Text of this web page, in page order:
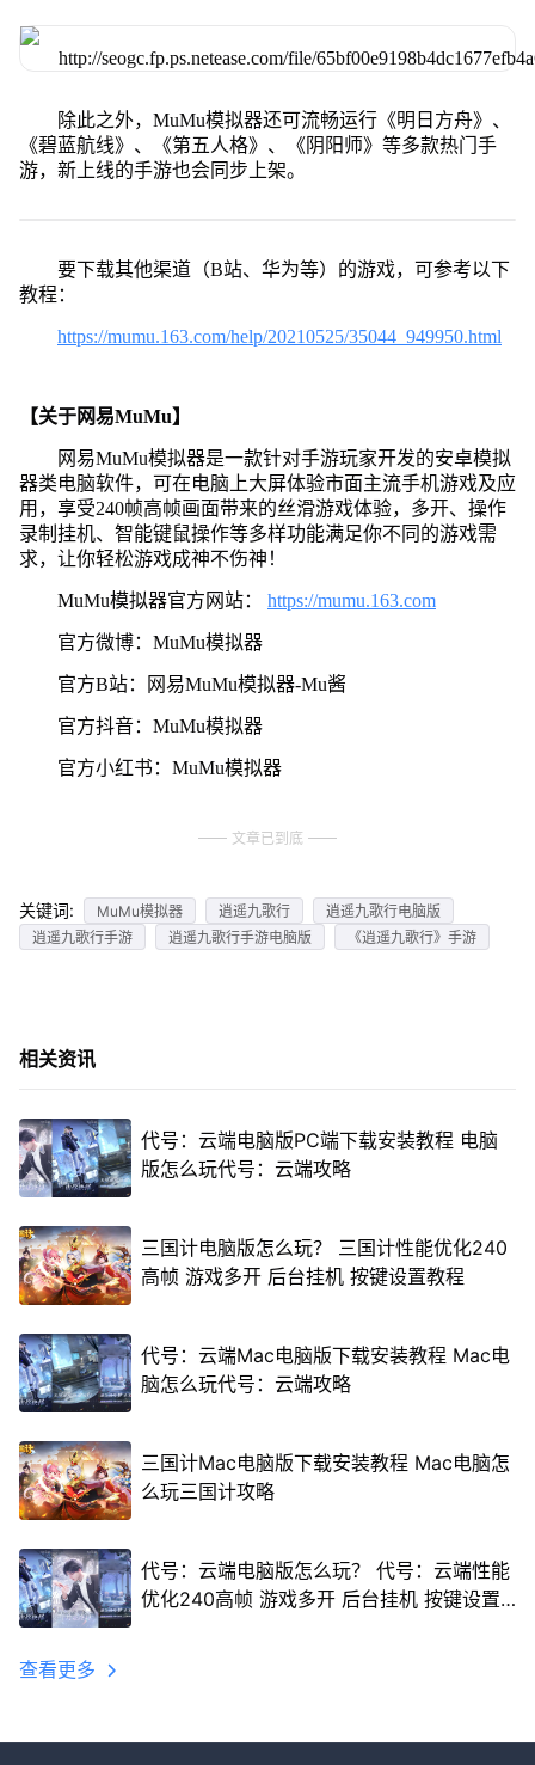
除此之外，MuMu模拟器还可流畅运行《明日方舟》、
《碧蓝航线》、《第五人格》、《阴阳师》等多款热门手
游，新上线的手游也会同步上架。
要下载其他渠道（B站、华为等）的游戏，可参考以下
教程：
https://mumu.163.com/help/20210525/35044_949950.html
【关于网易MuMu】
网易MuMu模拟器是一款针对手游玩家开发的安卓模拟
器类电脑软件，可在电脑上大屏体验市面主流手机游戏及应
用，享受240帧高帧画面带来的丝滑游戏体验，多开、操作
录制挂机、智能键鼠操作等多样功能满足你不同的游戏需
求，让你轻松游戏成神不伤神！
MuMu模拟器官方网站： https://mumu.163.com
官方微博：MuMu模拟器
官方B站：网易MuMu模拟器-Mu酱
官方抖音：MuMu模拟器
官方小红书：MuMu模拟器
文章已到底
关键词: MuMu模拟器 逍遥九歌行
逍遥九歌行电脑版
逍遥九歌行手游
逍遥九歌行手游电脑版 《逍遥九歌行》手游
相关资讯
代号：云端电脑版PC端下载安装教程 电脑
版怎么玩代号：云端攻略
三国计电脑版怎么玩？ 三国计性能优化240
高帧 游戏多开 后台挂机 按键设置教程
代号：云端Mac电脑版下载安装教程 Mac电
脑怎么玩代号：云端攻略
三国计Mac电脑版下载安装教程 Mac电脑怎
么玩三国计攻略
代号：云端电脑版怎么玩？ 代号：云端性能
优化240高帧 游戏多开 后台挂机 按键设置
查看更多